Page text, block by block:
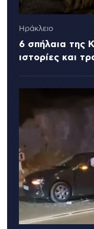
Ηράκλειο
6 σπήλαια της
ιστορίες και